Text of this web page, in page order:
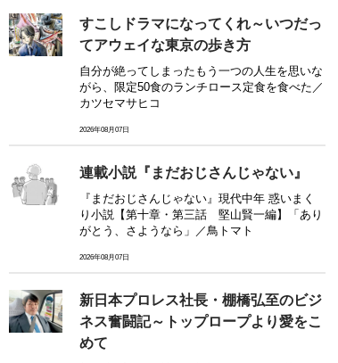
すこしドラマになってくれ～いつだっ
てアウェイな東京の歩き方
自分が絶ってしまったもう一つの人生を思いな
がら、限定50食のランチロース定食を食べた／
カツセマサヒコ
2026年08月07日
連載小説『まだおじさんじゃない』
『まだおじさんじゃない』現代中年 惑いまく
り小説【第十章・第三話 堅山賢一編】「あり
がとう、さようなら」／鳥トマト
2026年08月07日
新日本プロレス社長・棚橋弘至のビジ
ネス奮闘記～トップロープより愛をこ
めて